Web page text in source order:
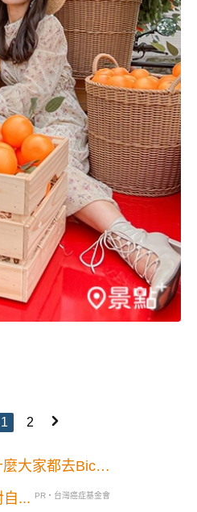
1 2
大家都去Bic
接用，最高省10%
自... PR・台灣癌症基金會